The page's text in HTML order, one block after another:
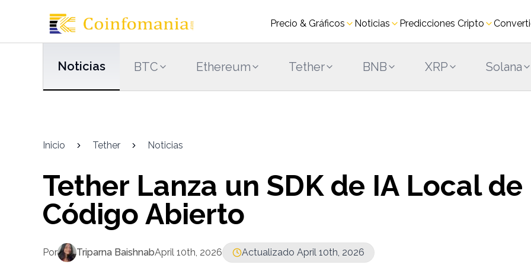
Precio & Gráficos Noticias Predicciones Cripto
Noticias BTC Ethereum Tether BNB XRP Solana
Inicio Tether Noticias
Tether Lanza un SDK de IA Local de
Código Abierto
Por Triparna BaishnabApril 10th, 2026 Actualizado April 10th, 2026